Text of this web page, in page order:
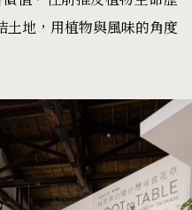
土地，用植物與風味的角度